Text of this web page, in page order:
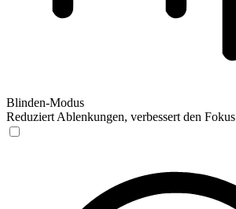
Blinden-Modus
Reduziert Ablenkungen, verbessert den Fokus